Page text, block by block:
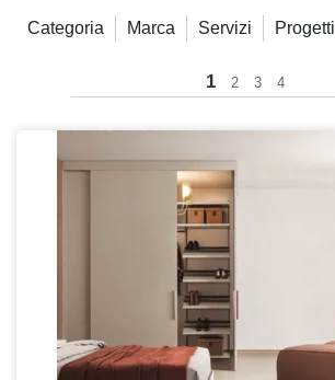
Categoria Marca Servizi Progetti
1 2 3 4